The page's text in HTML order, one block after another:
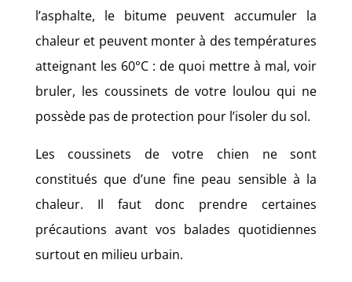
l’asphalte, le bitume peuvent accumuler la
chaleur et peuvent monter à des températures
atteignant les 60°C : de quoi mettre à mal, voir
bruler, les coussinets de votre loulou qui ne
possède pas de protection pour l’isoler du sol.
Les coussinets de votre chien ne sont
constitués que d’une fine peau sensible à la
chaleur. Il faut donc prendre certaines
précautions avant vos balades quotidiennes
surtout en milieu urbain.